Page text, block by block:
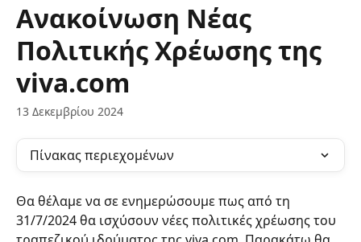
Ανακοίνωση Νέας
Πολιτικής Χρέωσης της
viva.com
13 Δεκεμβρίου 2024
Πίνακας περιεχομένων
Θα θέλαμε να σε ενημερώσουμε πως από τη
31/7/2024 θα ισχύσουν νέες πολιτικές χρέωσης του